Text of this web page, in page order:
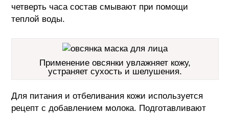
четверть часа состав смывают при помощи
теплой воды.
Применение овсянки увлажняет кожу,
устраняет сухость и шелушения.
Для питания и отбеливания кожи используется
рецепт с добавлением молока. Подготавливают